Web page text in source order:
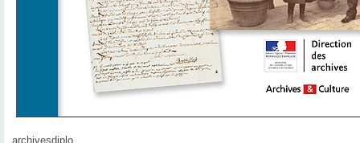
archivesdiplo